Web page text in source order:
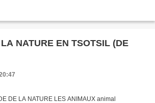
NATURE EN TSOTSIL (DE
DE LA NATURE LES ANIMAUX animal